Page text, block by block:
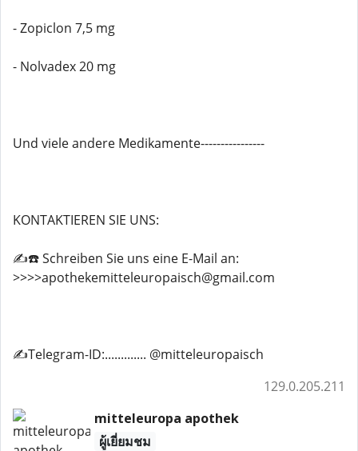
- Zopiclon 7,5 mg
- Nolvadex 20 mg
Und viele andere Medikamente----------------
KONTAKTIEREN SIE UNS:
✍️☎️ Schreiben Sie uns eine E-Mail an:
>>>>apothekemitteleuropaisch@gmail.com
✍️Telegram-ID:............. @mitteleuropaisch
129.0.205.211
mitteleuropa apothek
ผู้เยี่ยมชม